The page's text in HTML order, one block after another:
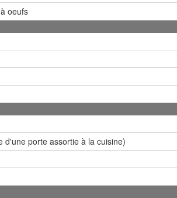
oeufs
d'une porte assortie à la cuisine)